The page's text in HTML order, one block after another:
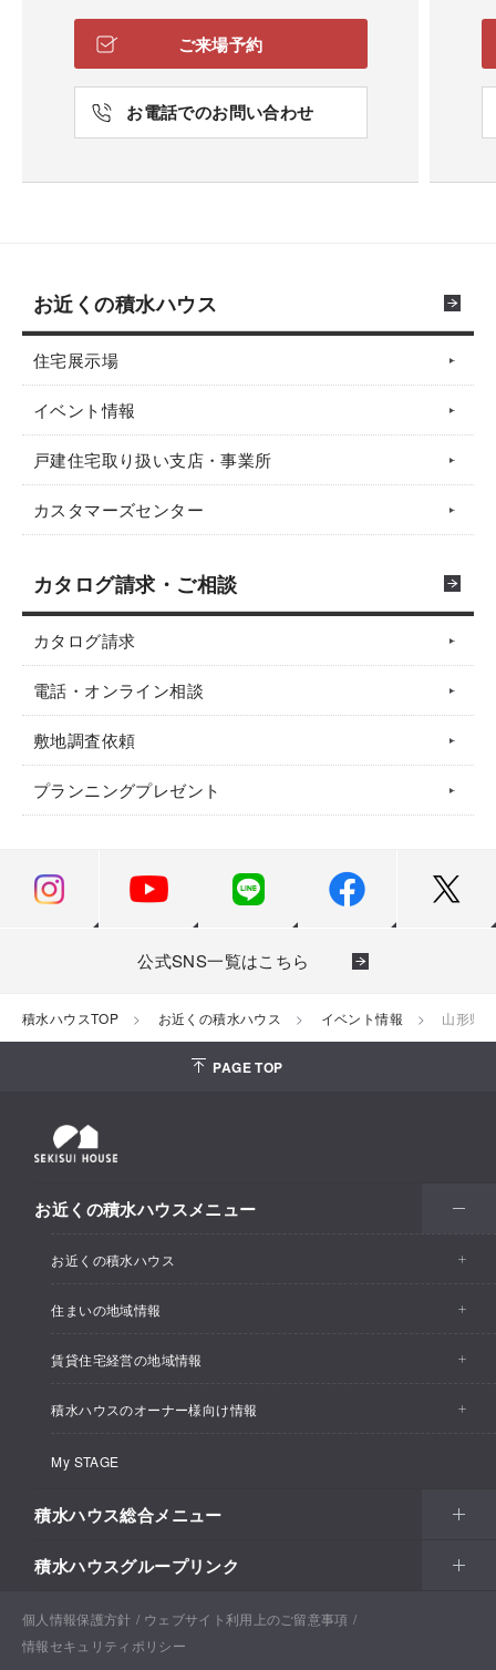
ご来場予約
お電話でのお問い合わせ
お近くの積水ハウス
住宅展示場
イベント情報
戸建住宅取り扱い支店・事業所
カスタマーズセンター
カタログ請求・ご相談
カタログ請求
電話・オンライン相談
敷地調査依頼
プランニングプレゼント
公式SNS一覧はこちら
積水ハウスTOP お近くの積水ハウス イベント情報 山形県
PAGE TOP
お近くの積水ハウスメニュー
お近くの積水ハウス
お近くの積水ハウストップ
住まいの地域情報
イベント情報
住宅展示場・ショールーム情報
分譲住宅・土地
支店・事業所情報
戸建建築実例
賃貸住宅経営の地域情報
イベント情報
支店・事業所情報
賃貸住宅経営（シャーメゾン）
土地活用
積水ハウスのオーナー様向け情報
カスタマーズセンター
リフォーム
Netオーナーズクラブ
My STAGE
積水ハウス総合メニュー
住まい
戸建住宅
土地活用
積水ハウスグループリンク
積水ハウスサポートプラス
個人情報保護方針
ウェブサイト利用上のご留意事項
情報セキュリティポリシー